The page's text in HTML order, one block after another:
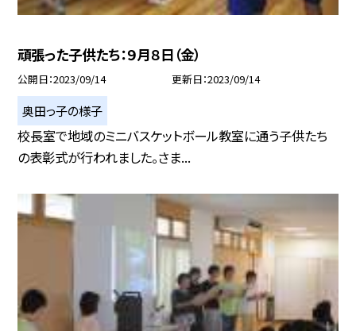
頑張った子供たち：９月８日（金）
公開日 2023/09/14 更新日 2023/09/14
奥田っ子の様子
校長室で地域のミニバスケットボール教室に通う子供たち
の表彰式が行われました。さま...